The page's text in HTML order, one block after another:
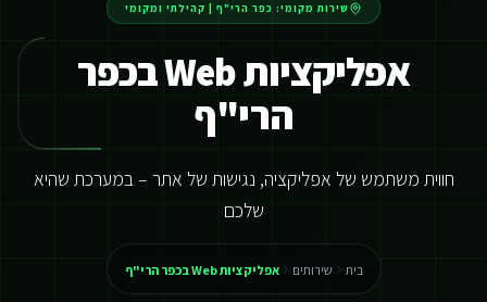
שירות מקומי: כפר הרי"ף קהילתי ומקומי
אפליקציות Web בכפר
הרי"ף
חווית משתמש של אפליקציה, נגישות של אתר – במערכת שהיא
שלכם
בית שירותים אפליקציות Web בכפר הרי"ף